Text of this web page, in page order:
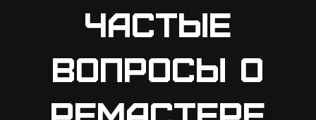
Частые
вопросы о